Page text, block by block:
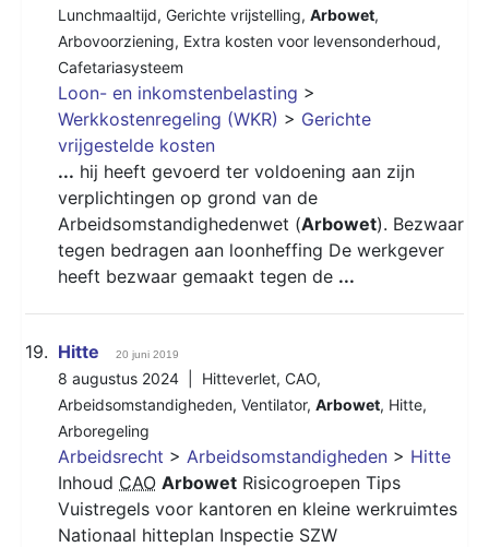
Lunchmaaltijd, Gerichte vrijstelling, Arbowet,
Arbovoorziening, Extra kosten voor levensonderhoud,
Cafetariasysteem
Loon- en inkomstenbelasting >
Werkkostenregeling (WKR) > Gerichte
vrijgestelde kosten
... hij heeft gevoerd ter voldoening aan zijn
verplichtingen op grond van de
Arbeidsomstandighedenwet (Arbowet). Bezwaar
tegen bedragen aan loonheffing De werkgever
heeft bezwaar gemaakt tegen de ...
19. Hitte 20 juni 2019
8 augustus 2024 | Hitteverlet, CAO,
Arbeidsomstandigheden, Ventilator, Arbowet, Hitte,
Arboregeling
Arbeidsrecht > Arbeidsomstandigheden > Hitte
Inhoud CAO Arbowet Risicogroepen Tips
Vuistregels voor kantoren en kleine werkruimtes
Nationaal hitteplan Inspectie SZW